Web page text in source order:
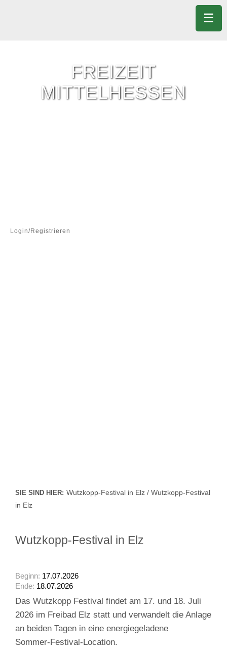
FREIZEIT
MITTELHESSEN
Login/Registrieren
SIE SIND HIER: Wutzkopp-Festival in Elz / Wutzkopp-Festival
in Elz
Wutzkopp-Festival in Elz
Beginn: 17.07.2026
Ende: 18.07.2026
Das Wutzkopp Festival findet am 17. und 18. Juli
2026 im Freibad Elz statt und verwandelt die Anlage
an beiden Tagen in eine energiegeladene
Sommer‑Festival‑Location.
☰